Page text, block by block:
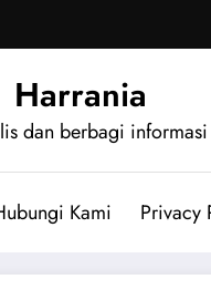
Harrania
dan berbagi informasi
Kami Privacy